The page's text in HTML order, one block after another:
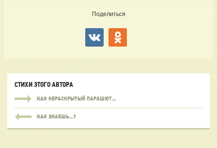
Поделиться
СТИХИ ЭТОГО АВТОРА
КАК НЕРАСКРЫТЫЙ ПАРАШЮТ...
КАК ЗНАЕШЬ...?